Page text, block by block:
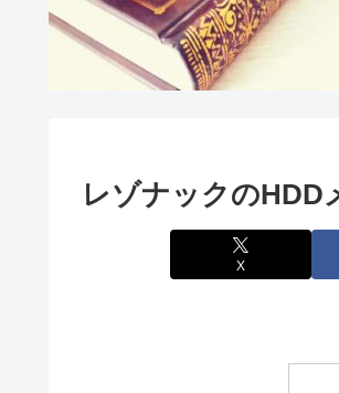
レゾナックのHDD
X